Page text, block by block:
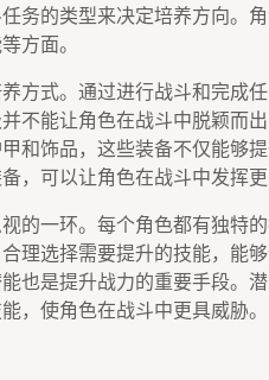
务的类型来决定培养方向。
方面。
方式。通过进行战斗和完成
不能让角色在战斗中脱颖而
和饰品，这些装备不仅能够
，可以让角色在战斗中发挥更
的一环。每个角色都有独特
理选择需要提升的技能，能
也是提升战力的重要手段。
，使角色在战斗中更具威胁。